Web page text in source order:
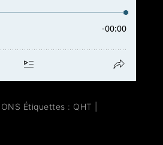
Étiquettes : QHT